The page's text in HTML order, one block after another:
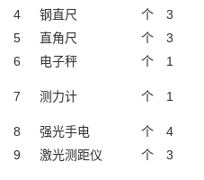
4
钢直尺 个 3
5
直角尺 个 3
6
电子秤 个 1
7 测力计 个 1
8
强光手电 个 4
9
激光测距仪 个 3